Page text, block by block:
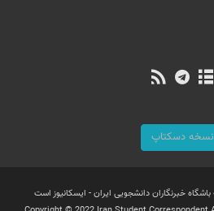
نسخه دسکتاپ
خبرنگاران دانشجویی ایران - ایسکانیوز است